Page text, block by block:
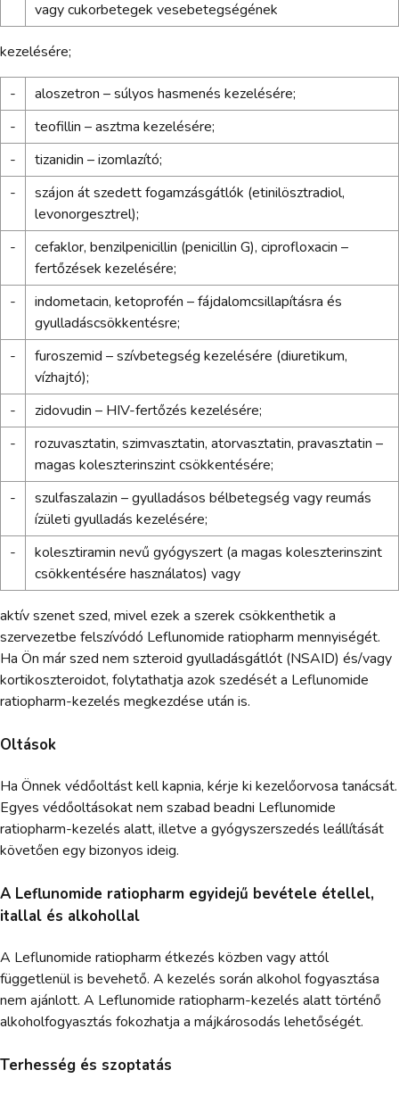
vagy cukorbetegek vesebetegségének
kezelésére;
-
aloszetron – súlyos hasmenés kezelésére;
-
teofillin – asztma kezelésére;
-
tizanidin – izomlazító;
-
szájon át szedett fogamzásgátlók (etinilösztradiol,
levonorgesztrel);
-
cefaklor, benzilpenicillin (penicillin G), ciprofloxacin –
fertőzések kezelésére;
-
indometacin, ketoprofén – fájdalomcsillapításra és
gyulladáscsökkentésre;
-
furoszemid – szívbetegség kezelésére (diuretikum,
vízhajtó);
-
zidovudin – HIV-fertőzés kezelésére;
-
rozuvasztatin, szimvasztatin, atorvasztatin, pravasztatin –
magas koleszterinszint csökkentésére;
-
szulfaszalazin – gyulladásos bélbetegség vagy reumás
ízületi gyulladás kezelésére;
-
kolesztiramin nevű gyógyszert (a magas koleszterinszint
csökkentésére használatos) vagy
aktív szenet szed, mivel ezek a szerek csökkenthetik a
szervezetbe felszívódó Leflunomide ratiopharm mennyiségét.
Ha Ön már szed nem szteroid gyulladásgátlót (NSAID) és/vagy
kortikoszteroidot, folytathatja azok szedését a Leflunomide
ratiopharm-kezelés megkezdése után is.
Oltások
Ha Önnek védőoltást kell kapnia, kérje ki kezelőorvosa tanácsát.
Egyes védőoltásokat nem szabad beadni Leflunomide
ratiopharm-kezelés alatt, illetve a gyógyszerszedés leállítását
követően egy bizonyos ideig.
A Leflunomide ratiopharm egyidejű bevétele étellel,
itallal és alkohollal
A Leflunomide ratiopharm étkezés közben vagy attól
függetlenül is bevehető. A kezelés során alkohol fogyasztása
nem ajánlott. A Leflunomide ratiopharm-kezelés alatt történő
alkoholfogyasztás fokozhatja a májkárosodás lehetőségét.
Terhesség és szoptatás